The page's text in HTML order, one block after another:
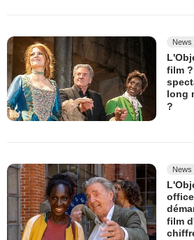
News
film
long
?
News
film